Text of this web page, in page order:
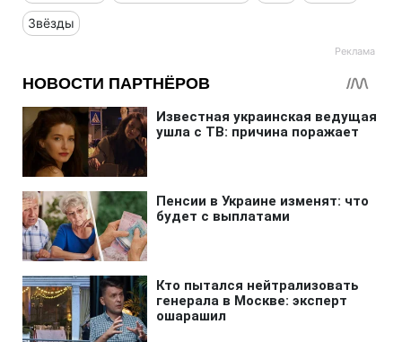
Звёзды